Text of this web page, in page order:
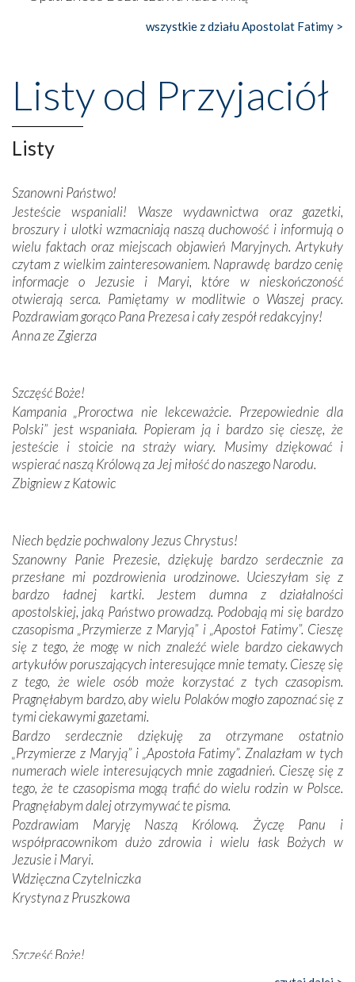
Nasze pielgrzymkowe wyprawy, których celem były
wznoszono na chwałę Bożą, na przykład – w podzięce za
Opatrznościową pomoc w wygranej bitwie o
niepodległość kraju. Zachwyt budziła potężna, a zarazem
misterna architektura tych monumentalnych dzieł,
wspaniałe zdobienia, dbałość ich twórców o detale,
budowniczych.
Podążyliśmy też śladami fatimskich wizjonerów – Łucji
dos Santos oraz świętych Hiacynty i Franciszka Marto.
Modliliśmy się przy ich grobach. Odprawiliśmy Drogę
Krzyżową w ich rodzinnych stronach, odwiedziliśmy
domy, w których żyli.
W miejscu objawień Matki Bożej zapaliliśmy świece
Podczas tej kilkudniowej wyprawy na każdym kroku
spotykaliśmy się z serdeczną otwartością
Portugalczyków. Podziwialiśmy ich ludową sztukę i
zwyczaje. Mimo że nasze kraje są od siebie bardzo
oddalone, w żaden sposób nie czuliśmy się obco.
Sprawiła to oczywiście sama Matka Boża, ale też
kulturowa bliskość biorąca swój początek w naszej
mieliśmy okazję przekonać się, że Maryja swoją opieką
otacza nie tylko nasz naród, lecz wszystkie nacje, które
się Jej ufnie oddają, a także każdą osobę, która zawierza
Jej siebie oraz swych bliskich.
Dzieje Portugalii to również historia wierności Bogu i
odstępstw, także w życiu władców. Trudne momenty w
wymiarze tak osobistym, jak i zbiorowym, przypominają o
konieczności ciągłego zabiegania o własną duszę i o łaskę
Opatrzności. Wierność przynosi pomyślność –
przynajmniej w życiu duchowym. Odstępstwo owocuje
nieszczęściem i śmiercią. Te uniwersalne prawdy
przychodziły na myśl, gdy słuchaliśmy opowieści
przewodników o portugalskich monarchach i wodzach,
zwycięskich bitwach i nieszczęśliwych losach grzesznych
kochanków.
Byli tym razem pośród Apostołów Fatimy reprezentanci
każdego spośród żyjących pokoleń. Najmłodszy uczestnik
liczył sobie 13 lat, zaś senior, pan Zdzisław – już 94.
Całe życie marzyłem, by tu przyjechać
Nasza pielgrzymka nie byłaby tak bogata w duchową treść
wszystkie z działu Apostolat Fatimy >
Listy od Przyjaciół
Listy
Szanowni Państwo!
Jesteście wspaniali! Wasze wydawnictwa oraz gazetki,
broszury i ulotki wzmacniają naszą duchowość i informują o
wielu faktach oraz miejscach objawień Maryjnych. Artykuły
czytam z wielkim zainteresowaniem. Naprawdę bardzo cenię
informacje o Jezusie i Maryi, które w nieskończoność
otwierają serca. Pamiętamy w modlitwie o Waszej pracy.
Pozdrawiam gorąco Pana Prezesa i cały zespół redakcyjny!
Anna ze Zgierza
Szczęść Boże!
Kampania „Proroctwa nie lekceważcie. Przepowiednie dla
Polski” jest wspaniała. Popieram ją i bardzo się cieszę, że
jesteście i stoicie na straży wiary. Musimy dziękować i
wspierać naszą Królową za Jej miłość do naszego Narodu.
Zbigniew z Katowic
Niech będzie pochwalony Jezus Chrystus!
Szanowny Panie Prezesie, dziękuję bardzo serdecznie za
przesłane mi pozdrowienia urodzinowe. Ucieszyłam się z
bardzo ładnej kartki. Jestem dumna z działalności
apostolskiej, jaką Państwo prowadzą. Podobają mi się bardzo
czasopisma „Przymierze z Maryją” i „Apostoł Fatimy”. Cieszę
się z tego, że mogę w nich znaleźć wiele bardzo ciekawych
artykułów poruszających interesujące mnie tematy. Cieszę się
z tego, że wiele osób może korzystać z tych czasopism.
Pragnęłabym bardzo, aby wielu Polaków mogło zapoznać się z
tymi ciekawymi gazetami.
Bardzo serdecznie dziękuję za otrzymane ostatnio
„Przymierze z Maryją” i „Apostoła Fatimy”. Znalazłam w tych
numerach wiele interesujących mnie zagadnień. Cieszę się z
tego, że te czasopisma mogą trafić do wielu rodzin w Polsce.
Pragnęłabym dalej otrzymywać te pisma.
Pozdrawiam Maryję Naszą Królową. Życzę Panu i
współpracownikom dużo zdrowia i wielu łask Bożych w
Jezusie i Maryi.
Wdzięczna Czytelniczka
Krystyna z Pruszkowa
Szczęść Boże!
Bardzo dziękuję za przysyłanie mi „Przymierza z Maryją”. Jest